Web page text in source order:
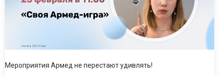
Мероприятия Армед не перестают удивлять!